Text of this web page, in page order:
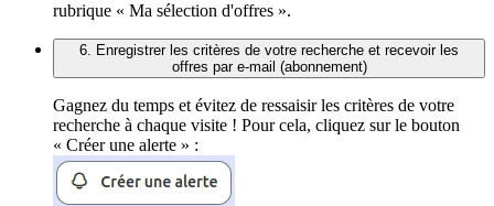
rubrique « Ma sélection d'offres ».
6. Enregistrer les critères de votre recherche et recevoir les
offres par e-mail (abonnement)
Gagnez du temps et évitez de ressaisir les critères de votre
recherche à chaque visite ! Pour cela, cliquez sur le bouton
« Créer une alerte » :